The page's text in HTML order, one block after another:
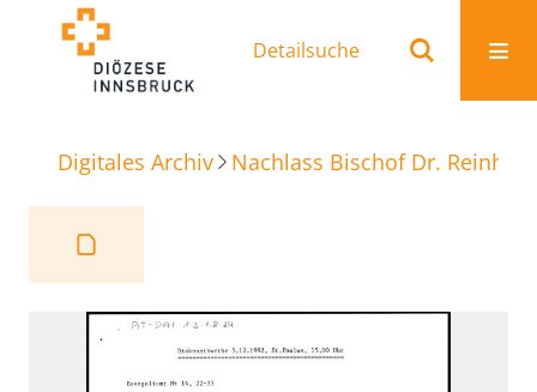
Detailsuche
Digitales Archiv Nachlass Bischof Dr.